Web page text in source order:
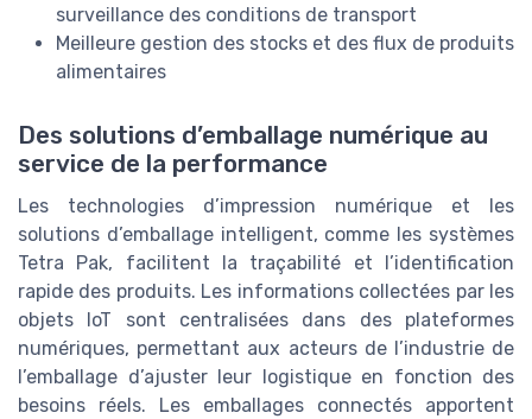
surveillance des conditions de transport
Meilleure gestion des stocks et des flux de produits
alimentaires
Des solutions d’emballage numérique au
service de la performance
Les technologies d’impression numérique et les
solutions d’emballage intelligent, comme les systèmes
Tetra Pak, facilitent la traçabilité et l’identification
rapide des produits. Les informations collectées par les
objets IoT sont centralisées dans des plateformes
numériques, permettant aux acteurs de l’industrie de
l’emballage d’ajuster leur logistique en fonction des
besoins réels. Les emballages connectés apportent